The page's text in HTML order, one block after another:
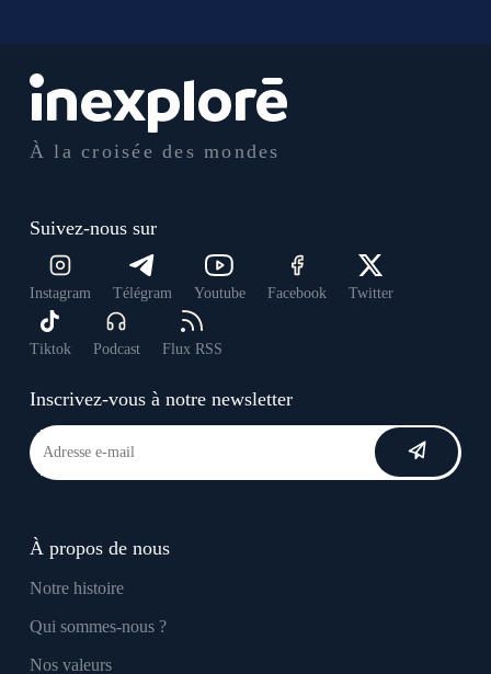
À la croisée des mondes
Suivez-nous sur
Instagram Télégram Youtube Facebook Twitter
Tiktok Podcast Flux RSS
Inscrivez-vous à notre newsletter
À propos de nous
Notre histoire
Qui sommes-nous ?
Nos valeurs